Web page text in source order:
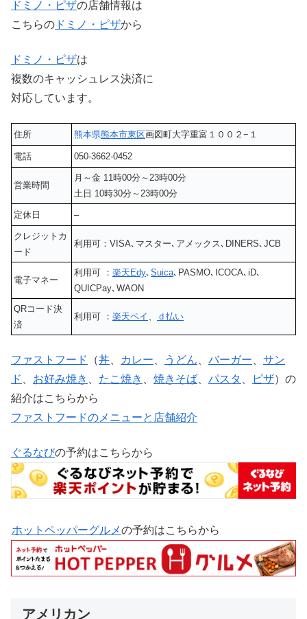
ドミノ・ピザの店舗情報は
こちらの ドミノ・ピザから
ドミノ・ピザは
複数のキャッシュレス決済に
対応しています。
住所 熊本県熊本市東区画図町大字重富１００２−１
電話 050-3662-0452
営業時間
月～金 11時00分～23時00分
土日 10時30分～23時00分
定休日 –
クレジットカ
ード
利用可：VISA､マスター､アメックス､DINERS､JCB
電子マネー
利用可 ： 楽天Edy､ Suica､PASMO､ICOCA､iD､
QUICPay､WAON
QRコード決
済
利用可 ： 楽天ペイ 、 ｄ払い
ファストフード （丼、 カレー、 うどん、 バーガー、 サン
ド 、 お好み焼き 、 たこ焼き 、 焼きそば、 パスタ 、 ピザ）の
紹介はこちらから
ファストフードのメニューと店舗紹介
ぐるなびの予約はこちらから
ホットペッパーグルメの予約はこちらから
アメリカン